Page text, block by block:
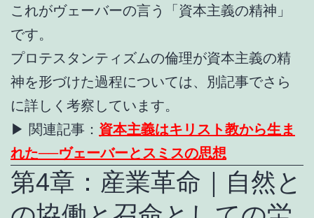
これがヴェーバーの言う「資本主義の精神」
です。
プロテスタンティズムの倫理が資本主義の精
神を形づけた過程については、別記事でさら
に詳しく考察しています。
▶ 関連記事： 資本主義はキリスト教から生ま
れた──ヴェーバーとスミスの思想
第4章：産業革命｜自然と